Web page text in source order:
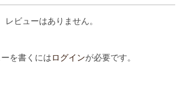
レビューはありません。
を書くにはログインが必要です。